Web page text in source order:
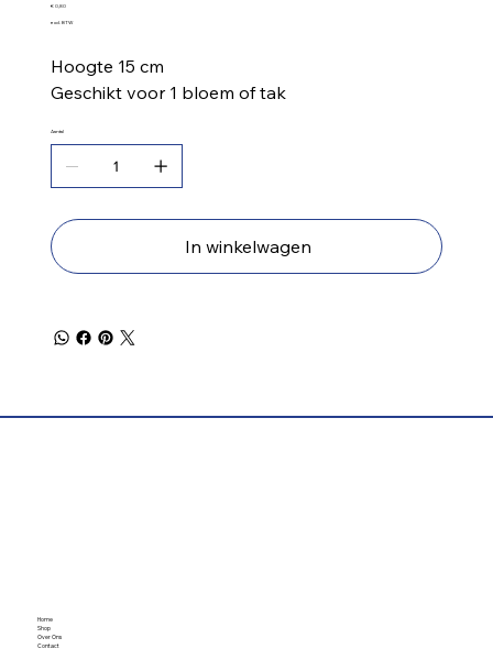
Prijs
€ 0,80
excl. BTW
Hoogte 15 cm
Geschikt voor 1 bloem of tak
Aantal
In winkelwagen
Home
Shop
Over Ons
Contact